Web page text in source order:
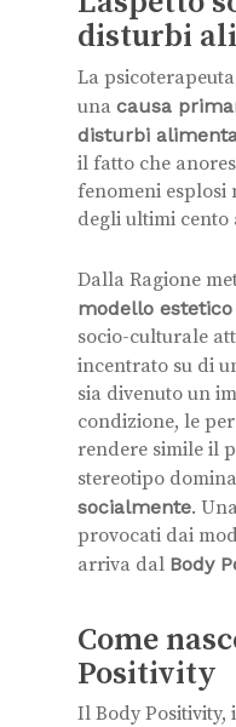
disturbi
La
una causa
disturbi
il fatto che
fenomeni esplosi
degli ultimi cento
Dalla Ragione
modello estetico
socio-culturale
incentrato su di
sia divenuto un
condizione, le
rendere simile il
stereotipo
socialmente.
provocati dai
arriva dal Body
Come
Positivity
Il Body Positivity,